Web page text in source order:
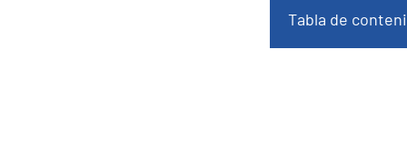
Tabla de